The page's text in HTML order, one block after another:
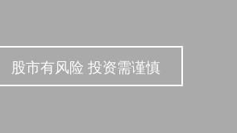
股市有风险 投资需谨慎